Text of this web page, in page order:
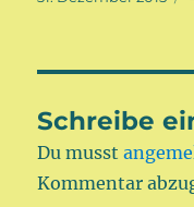
Schreibe
Du musst
Kommentar